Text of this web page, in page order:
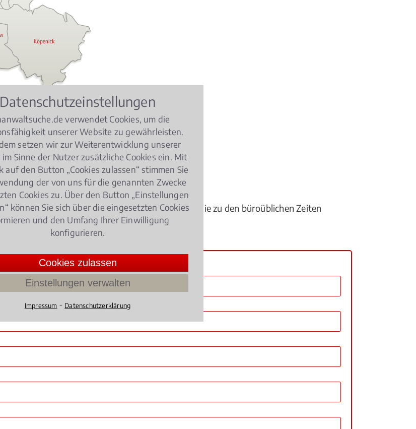
nach einem Fachanwalt?
Fachanwalt?
uns über dasKontaktformular! Wir rufen Sie zu den büroüblichen Zeiten
Datenschutzeinstellungen
verwendet Cookies, um die
unserer Website zu gewährleisten.
setzen wir zur Weiterentwicklung unserer
Sinne der Nutzer zusätzliche Cookies ein. Mit
auf den Button „Cookies zulassen“ stimmen Sie
der von uns für die genannten Zwecke
Cookies zu. Über den Button „Einstellungen
können Sie sich über die eingesetzten Cookies
und den Umfang Ihrer Einwilligung
konfigurieren.
Cookies zulassen
Einstellungen verwalten
Impressum ⁃ Datenschutzerklärung